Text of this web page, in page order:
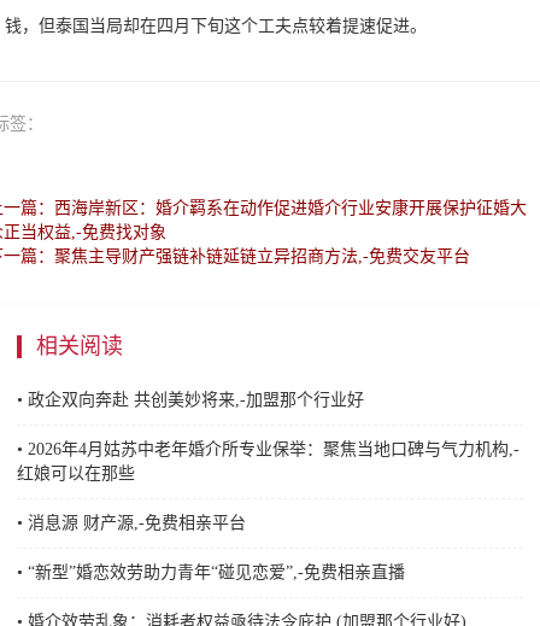
钱，但泰国当局却在四月下旬这个工夫点较着提速促进。
签：
一篇：西海岸新区：婚介羁系在动作促进婚介行业安康开展保护征婚大
正当权益,-免费找对象
一篇：聚焦主导财产强链补链延链立异招商方法,-免费交友平台
相关阅读
• 政企双向奔赴 共创美妙将来,-加盟那个行业好
• 2026年4月姑苏中老年婚介所专业保举：聚焦当地口碑与气力机构,-
红娘可以在那些
• 消息源 财产源,-免费相亲平台
• “新型”婚恋效劳助力青年“碰见恋爱”,-免费相亲直播
• 婚介效劳乱象：消耗者权益亟待法令庇护,(加盟那个行业好)